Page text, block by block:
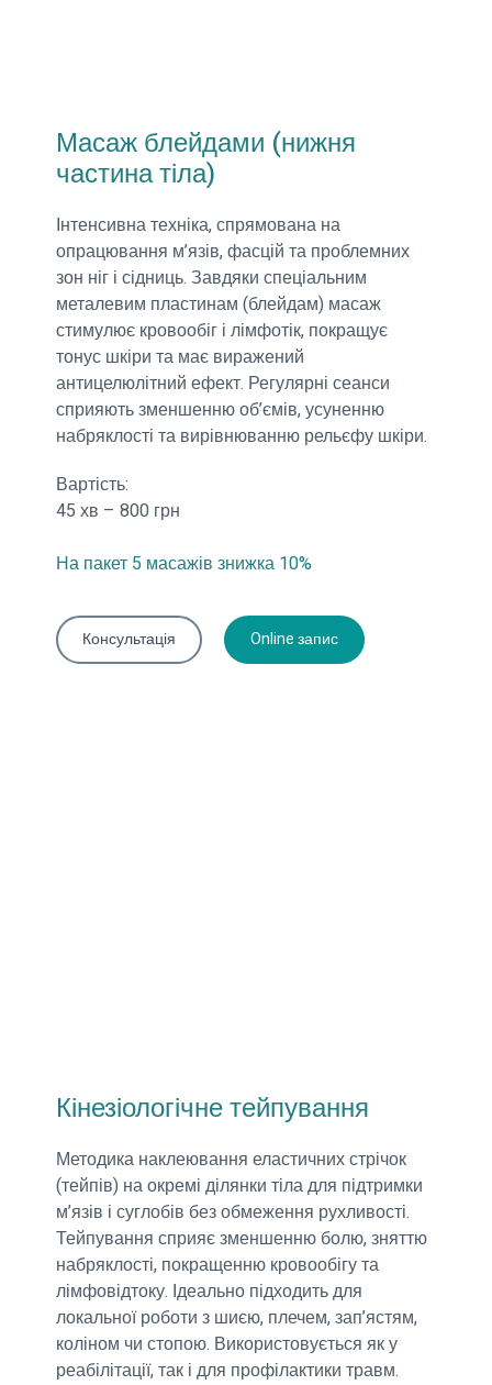
Масаж блейдами (нижня
частина тіла)
Інтенсивна техніка, спрямована на
опрацювання м’язів, фасцій та проблемних
зон ніг і сідниць. Завдяки спеціальним
металевим пластинам (блейдам) масаж
стимулює кровообіг і лімфотік, покращує
тонус шкіри та має виражений
антицелюлітний ефект. Регулярні сеанси
сприяють зменшенню об’ємів, усуненню
набряклості та вирівнюванню рельєфу шкіри.
Вартість:
45 хв – 800 грн
На пакет 5 масажів знижка 10%
Консультація Online запис
Кінезіологічне тейпування
Методика наклеювання еластичних стрічок
(тейпів) на окремі ділянки тіла для підтримки
м’язів і суглобів без обмеження рухливості.
Тейпування сприяє зменшенню болю, зняттю
набряклості, покращенню кровообігу та
лімфовідтоку. Ідеально підходить для
локальної роботи з шиєю, плечем, зап’ястям,
коліном чи стопою. Використовується як у
реабілітації, так і для профілактики травм.